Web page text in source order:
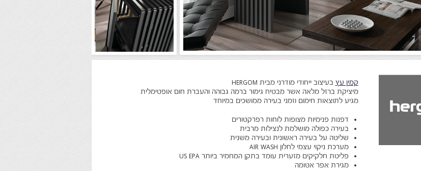
קמין עץ בעיצוב ייחודי מודרני מבית HERGOM
מיציקת ברזל מלאה אשר מבטיח גימור ברמה גבוהה והעברת חום אופטימלית
מגיע לתוצאות חימום וזמני בעירה ממושכים במיוחד
דפנות פנימיות מצופות לוחות רפרקטורים
בעירה כפולה מושלמת לנצילות מרבית
שליטה על בעירה ראשונית ובעירה משנית
מערכת ניקוי עצמי לחלון AIR WASH
פליטת חלקיקים מזערית עומד בתקן המחמיר ביותר US EPA
מגירת אפר אטומה